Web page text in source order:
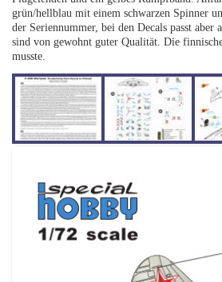
grün/hellblau mit einem schwarzen Spinner
der Seriennummer, bei den Decals passt
sind von gewohnt guter Qualität. Die
musste.